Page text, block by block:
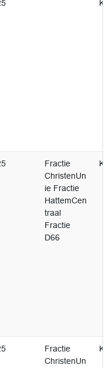
K.
Fractie
ChristenUn
ie Fractie
HattemCen
traal
Fractie
D66
K.
Fractie
ChristenUn
K.